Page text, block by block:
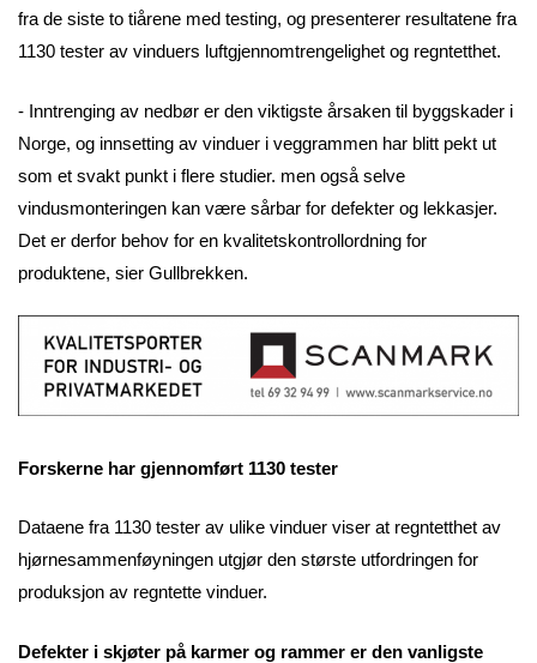
fra de siste to tiårene med testing, og presenterer resultatene fra
1130 tester av vinduers luftgjennomtrengelighet og regntetthet.
- Inntrenging av nedbør er den viktigste årsaken til byggskader i
Norge, og innsetting av vinduer i veggrammen har blitt pekt ut
som et svakt punkt i flere studier. men også selve
vindusmonteringen kan være sårbar for defekter og lekkasjer.
Det er derfor behov for en kvalitetskontrollordning for
produktene, sier Gullbrekken.
Forskerne har gjennomført 1130 tester
Dataene fra 1130 tester av ulike vinduer viser at regntetthet av
hjørnesammenføyningen utgjør den største utfordringen for
produksjon av regntette vinduer.
Defekter i skjøter på karmer og rammer er den vanligste